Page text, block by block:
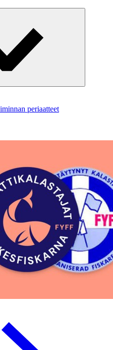
periaatteet